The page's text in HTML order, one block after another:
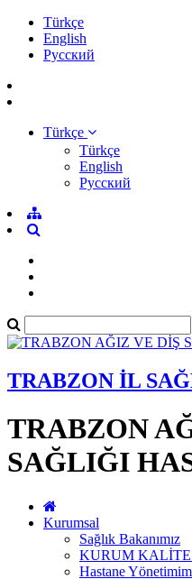
Türkçe
English
Pусский
Türkçe
Türkçe
English
Pусский
TRABZON İL
TRABZON
SAĞLIĞI
Kurumsal
Sağlık Bakanımız
KURUM
Hastane